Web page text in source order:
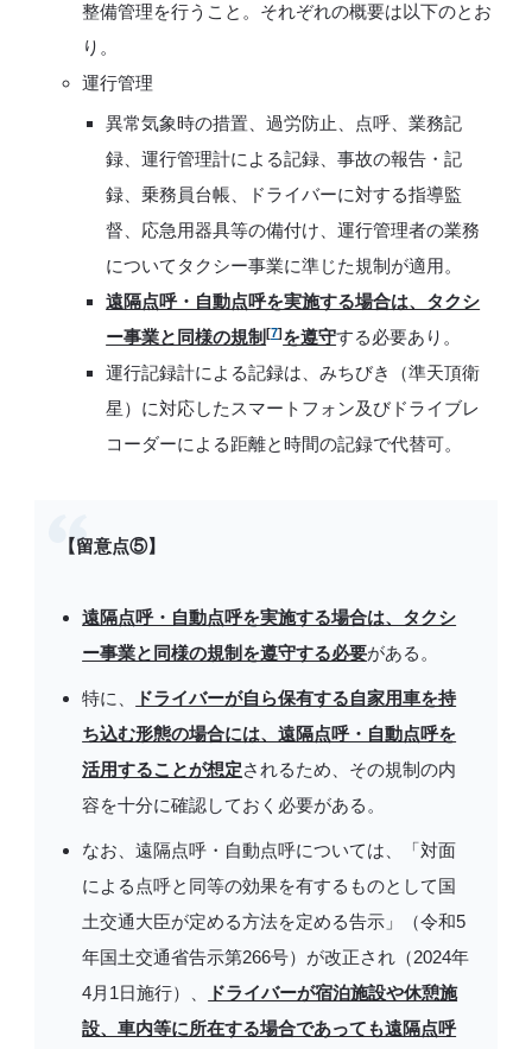
整備管理を行うこと。それぞれの概要は以下のとお
り。
運行管理
異常気象時の措置、過労防止、点呼、業務記
録、運行管理計による記録、事故の報告・記
録、乗務員台帳、ドライバーに対する指導監
督、応急用器具等の備付け、運行管理者の業務
についてタクシー事業に準じた規制が適用。
遠隔点呼・自動点呼を実施する場合は、タクシ
ー事業と同様の規制[7]を遵守する必要あり。
運行記録計による記録は、みちびき（準天頂衛
星）に対応したスマートフォン及びドライブレ
コーダーによる距離と時間の記録で代替可。
【留意点⑤】
遠隔点呼・自動点呼を実施する場合は、タクシ
ー事業と同様の規制を遵守する必要がある。
特に、
ドライバーが自ら保有する自家用車を持
ち込む形態の場合には、遠隔点呼・自動点呼を
活用することが想定されるため、その規制の内
容を十分に確認しておく必要がある。
なお、遠隔点呼・自動点呼については、「対面
による点呼と同等の効果を有するものとして国
土交通大臣が定める方法を定める告示」（令和5
年国土交通省告示第266号）が改正され（2024年
4月1日施行）、
ドライバーが宿泊施設や休憩施
設、車内等に所在する場合であっても遠隔点呼